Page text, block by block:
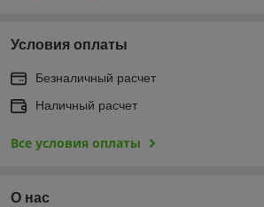
Условия оплаты
Безналичный расчет
Наличный расчет
Все условия оплаты
О нас